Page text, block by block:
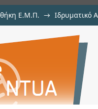
Ε.Μ.Π. → Ιδρυματικό
κεφάλαιο